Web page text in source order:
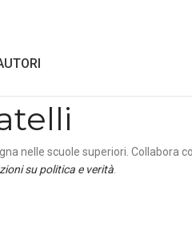
nelle scuole superiori. Collabora
su politica e verità